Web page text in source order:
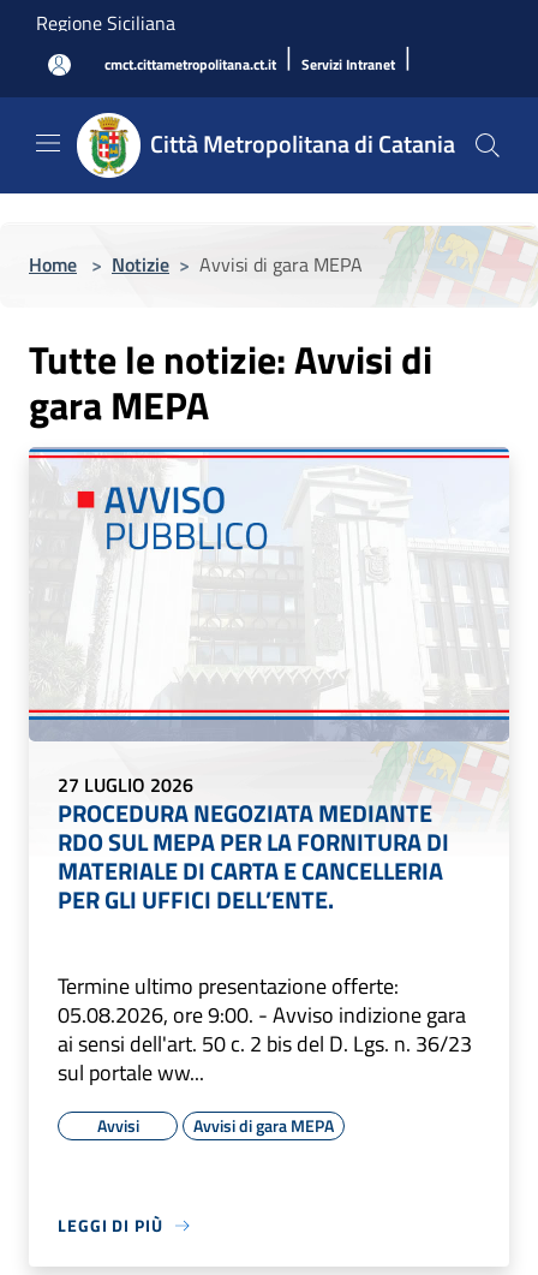
Salta al contenuto principale
Regione Siciliana
cmct.cittametropolitana.ct.it | Servizi Intranet |
Città Metropolitana di Catania
Home > Notizie > Avvisi di gara MEPA
Tutte le notizie: Avvisi di
gara MEPA
27 LUGLIO 2026
PROCEDURA NEGOZIATA MEDIANTE
RDO SUL MEPA PER LA FORNITURA DI
MATERIALE DI CARTA E CANCELLERIA
PER GLI UFFICI DELL’ENTE.
Termine ultimo presentazione offerte:
05.08.2026, ore 9:00. - Avviso indizione gara
ai sensi dell'art. 50 c. 2 bis del D. Lgs. n. 36/23
sul portale ww...
Avvisi Avvisi di gara MEPA
LEGGI DI PIÙ